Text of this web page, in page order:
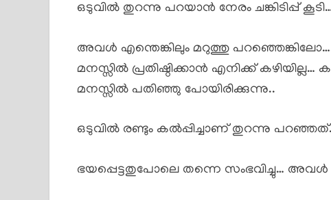
ഒടുവിൽ തുറന്നു പറയാൻ നേരം ചങ്കിടിപ്പ്
അവൾ എന്തെങ്കിലും മറുത്തു പറഞ്ഞെങ്കിലോ….
മനസ്സിൽ പ്രതിഷ്ഠിക്കാൻ എനിക്ക്
മനസ്സിൽ പതിഞ്ഞു പോയിരിക്കുന്നു..
ഒടുവിൽ രണ്ടും കൽപ്പിച്ചാണ് തുറന്നു
ഭയപ്പെട്ടതുപോലെ തന്നെ സംഭവിച്ചു… അവൾ